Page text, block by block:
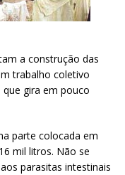
a construção das
trabalho coletivo
gira em pouco
parte colocada em
mil litros. Não se
parasitas intestinais